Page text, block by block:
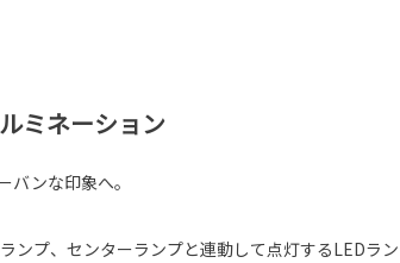
ミネーション
バンな印象へ。
ンプ、センターランプと連動して点灯するLEDラン